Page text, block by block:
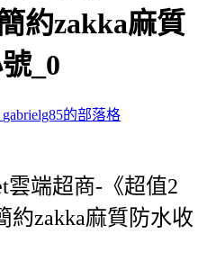
約zakka麻質
_0
gabrielg85的部落格
雲端超商-《超值2
約zakka麻質防水收